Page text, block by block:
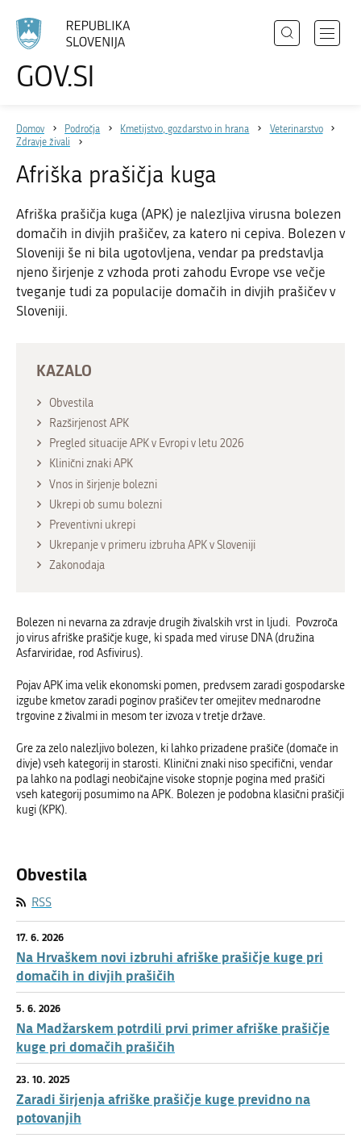
GOV.SI
Odpri
Področja
Zbirke
Dogodki
Sodelujte
Dostopnost
O spletnem mestu
Izberite
Domov Področja Kmetijstvo, gozdarstvo in hrana
Veterinarstvo
Zdravje živali
Afriška prašičja kuga
Afriška prašičja kuga (APK) je nalezljiva virusna bolezen
domačih in divjih prašičev, za katero ni cepiva. Bolezen v
Sloveniji še ni bila ugotovljena, vendar pa predstavlja
njeno širjenje z vzhoda proti zahodu Evrope vse večje
tveganje tudi za populacije domačih in divjih prašičev v
Sloveniji.
KAZALO
Obvestila
Razširjenost APK
Pregled situacije APK v Evropi v letu 2026
Klinični znaki APK
Vnos in širjenje bolezni
Ukrepi ob sumu bolezni
Preventivni ukrepi
Ukrepanje v primeru izbruha APK v Sloveniji
Zakonodaja
Bolezen ni nevarna za zdravje drugih živalskih vrst in ljudi. Povzroča
jo virus afriške prašičje kuge, ki spada med viruse DNA (družina
Asfarviridae, rod Asfivirus).
Pojav APK ima velik ekonomski pomen, predvsem zaradi gospodarske
izgube kmetov zaradi poginov prašičev ter omejitev mednarodne
trgovine z živalmi in mesom ter izvoza v tretje države.
Gre za zelo nalezljivo bolezen, ki lahko prizadene prašiče (domače in
divje) vseh kategorij in starosti. Klinični znaki niso specifični, vendar
pa lahko na podlagi neobičajne visoke stopnje pogina med prašiči
vseh kategorij posumimo na APK. Bolezen je podobna klasični prašičji
kugi (KPK).
Obvestila
RSS
17. 6. 2026
Na Hrvaškem novi izbruhi afriške prašičje kuge pri
domačih in divjih prašičih
5. 6. 2026
Na Madžarskem potrdili prvi primer afriške prašičje
kuge pri domačih prašičih
23. 10. 2025
Zaradi širjenja afriške prašičje kuge previdno na
potovanjih